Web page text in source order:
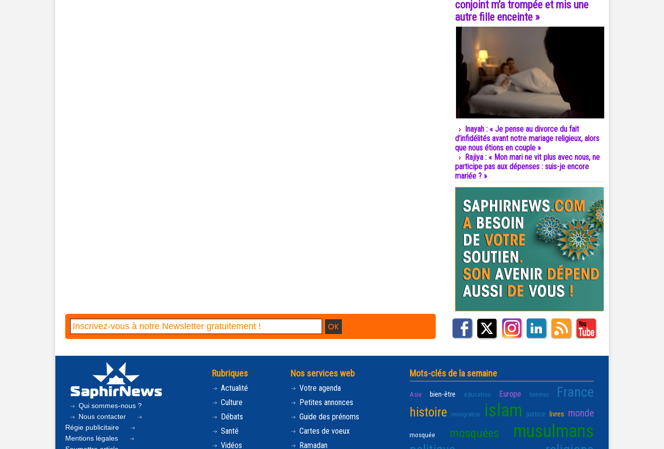
conjoint m’a trompée et mis une
autre fille enceinte »
Inayah : « Je pense au divorce du fait
d’infidélités avant notre mariage religieux, alors
que nous étions en couple »
Rajiya : « Mon mari ne vit plus avec nous, ne
participe pas aux dépenses : suis-je encore
mariée ? »
Qui sommes-nous ?
Nous contacter
Régie publicitaire
Mentions légales
Rubriques
Actualité
Culture
Débats
Santé
Vidéos
Nos services web
Votre agenda
Petites annonces
Guide des prénoms
Cartes de voeux
Ramadan
Mots-clés de la semaine
Asie bien-être éducation Europe femmes France
histoire immigration islam justice livres monde
mosquée mosquées musulmans